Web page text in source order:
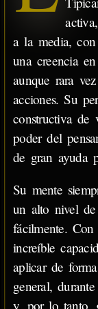
a la media,
una creencia
aunque rara
acciones. Su
constructiva de
poder del
de gran ayuda
Su mente
un alto nivel de
fácilmente.
increíble
aplicar de
general,
y, por lo tanto,